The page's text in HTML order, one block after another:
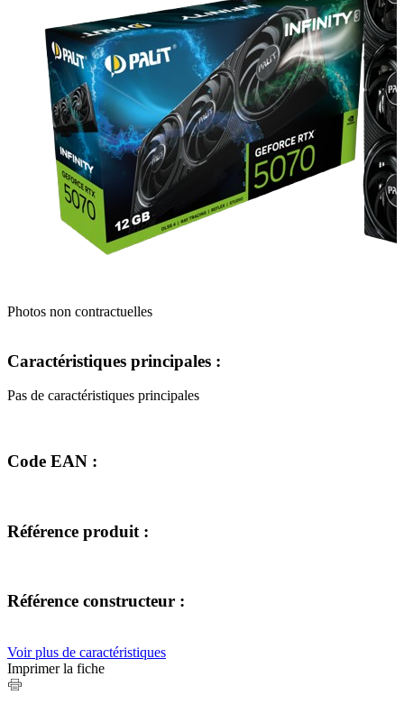
Photos non contractuelles
Caractéristiques principales :
Pas de caractéristiques principales
Code EAN :
Référence produit :
Référence constructeur :
Voir plus de caractéristiques
Imprimer la fiche